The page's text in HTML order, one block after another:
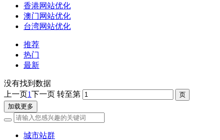
香港网站优化
澳门网站优化
台湾网站优化
推荐
热门
最新
没有找到数据
上一页1下一页 转至第
加载更多
城市站群